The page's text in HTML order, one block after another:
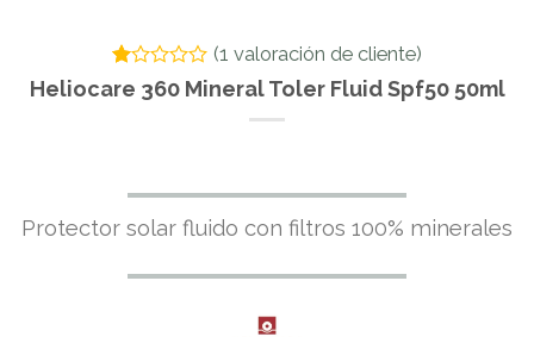
Valorado
con
base
1
valoración
un
(1 valoración de cliente)
Heliocare 360 Mineral Toler Fluid Spf50 50ml
Protector solar fluido con filtros 100% minerales